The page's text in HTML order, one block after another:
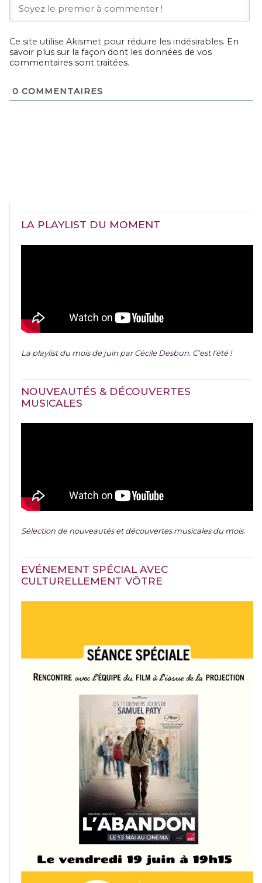
Ce site utilise Akismet pour réduire les indésirables. En
savoir plus sur la façon dont les données de vos
commentaires sont traitées.
0 COMMENTAIRES
LA PLAYLIST DU MOMENT
La playlist du mois de juin par Cécile Desbun. C’est l’été !
NOUVEAUTÉS & DÉCOUVERTES
MUSICALES
Sélection denouveautés et découvertes musicales du mois.
EVÉNEMENT SPÉCIAL AVEC
CULTURELLEMENT VÔTRE